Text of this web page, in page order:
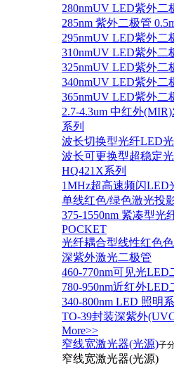
280nmUV LED紫外二
285nm 紫外二极管
295nmUV LED紫外二
310nmUV LED紫外二
325nmUV LED紫外二
340nmUV LED紫外二
365nmUV LED紫外二
2.7-4.3um 中红外
系列
波长切换型光纤LED
波长可更换型超稳定
HQ421X系列
1MHz超高速频闪LED
单线红色/绿色激光投
375-1550nm 紧凑型光
POCKET
光纤耦合型线性红色
深紫外激光二极管
460-770nm可见光LED
780-950nm近红外LED
340-800nm LED 照明
TO-39封装深紫外
More>>
窄线宽激光器(光源)子
窄线宽激光器(光源)